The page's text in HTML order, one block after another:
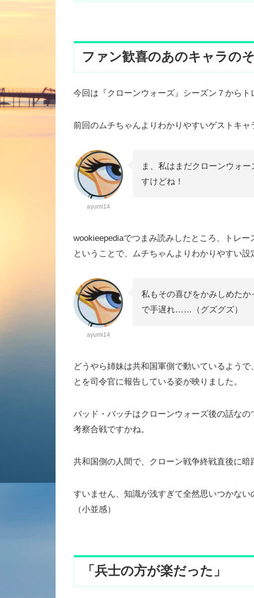
ファン歓喜のあのキャラの
今回は『クローンウォーズ』シーズン７からト
前回のムチちゃんよりわかりやすいゲストキャ
ayumi14
ま、私はまだクローンウォ
すけどね！
wookieepediaでつまみ読みしたところ、トレ
ということで、ムチちゃんよりわかりやすい設
ayumi14
私もその喜びをかみしめた
で手遅れ……（グズグズ）
どうやら姉妹は共和国軍側で動いているよう
とを司令官に報告している姿が映りました。
バッド・バッチはクローンウォーズ後の話な
考察合戦ですかね。
共和国側の人間で、クローン戦争終戦直後に
すいません、知識が浅すぎて全然思いつかな
（小並感）
「兵士の方が楽だった」